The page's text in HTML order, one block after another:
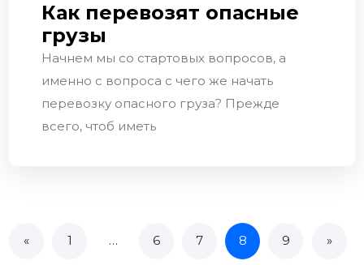
Как перевозят опасные
грузы
Начнем мы со стартовых вопросов, а
именно с вопроса с чего же начать
перевозку опасного груза? Прежде
всего, чтоб иметь
« 1 … 6 7 8 9 »